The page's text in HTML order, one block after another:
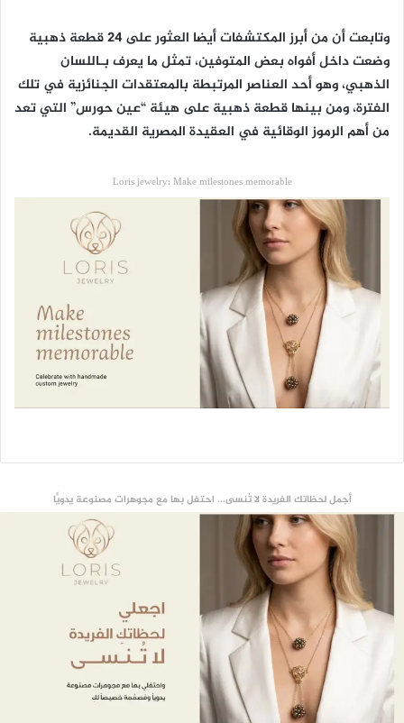
وتابعت أن من أبرز المكتشفات أيضا العثور على 24 قطعة ذهبية
وضعت داخل أفواه بعض المتوفين، تمثل ما يعرف بـاللسان
الذهبي، وهو أحد العناصر المرتبطة بالمعتقدات الجنائزية في تلك
الفترة، ومن بينها قطعة ذهبية على هيئة “عين حورس” التي تعد
من أهم الرموز الوقائية في العقيدة المصرية القديمة.
Loris jewelry: Make milestones memorable
أجمل لحظاتك الفريدة لا تُنسى... احتفل بها مع مجوهرات مصنوعة يدويًّا